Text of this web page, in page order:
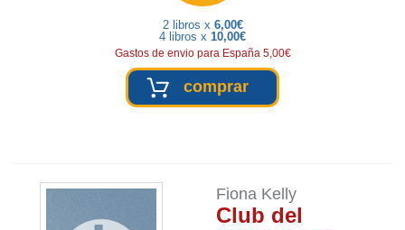
2 libros x 6,00€
4 libros x 10,00€
Gastos de envio para España 5,00€
comprar
Fiona Kelly
Club del